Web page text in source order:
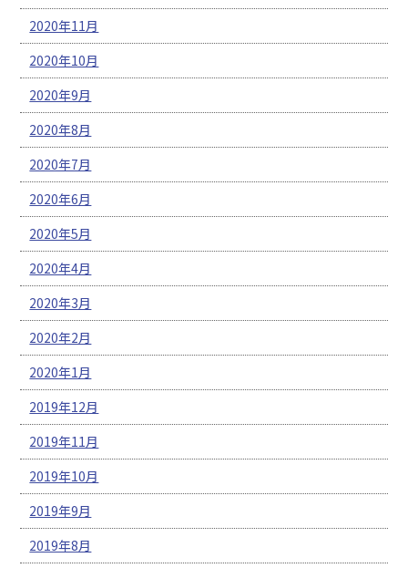
2020年11月
2020年10月
2020年9月
2020年8月
2020年7月
2020年6月
2020年5月
2020年4月
2020年3月
2020年2月
2020年1月
2019年12月
2019年11月
2019年10月
2019年9月
2019年8月